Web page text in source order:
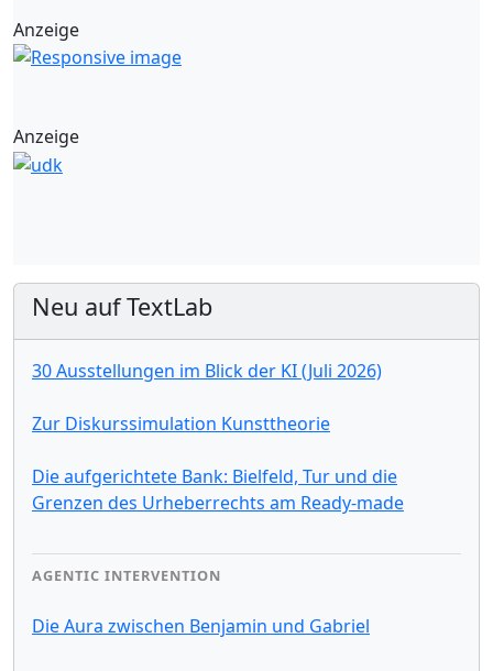
Anzeige
Anzeige
Neu auf TextLab
30 Ausstellungen im Blick der KI (Juli 2026)
Zur Diskurssimulation Kunsttheorie
Die aufgerichtete Bank: Bielfeld, Tur und die
Grenzen des Urheberrechts am Ready-made
AGENTIC INTERVENTION
Die Aura zwischen Benjamin und Gabriel